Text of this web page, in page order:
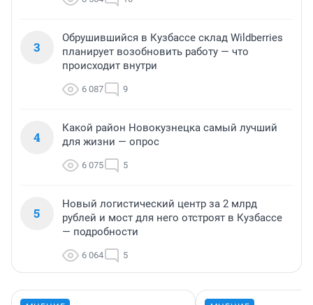
3
Обрушившийся в Кузбассе склад Wildberries
планирует возобновить работу — что
происходит внутри
6 087 9
4
Какой район Новокузнецка самый лучший
для жизни — опрос
6 075 5
5
Новый логистический центр за 2 млрд
рублей и мост для него отстроят в Кузбассе
— подробности
6 064 5